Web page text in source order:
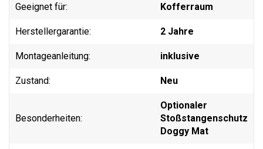
Geeignet für: Kofferraum
Herstellergarantie: 2 Jahre
Montageanleitung: inklusive
Zustand: Neu
Besonderheiten:
Optionaler
Stoßstangenschutz
Doggy Mat